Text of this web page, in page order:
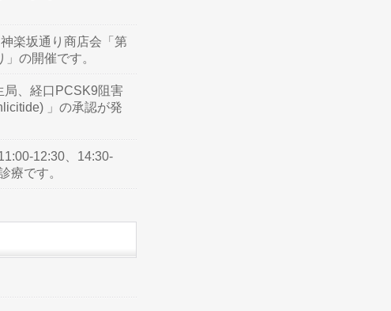
楽坂通り商店会「第
の開催です。
局、経口PCSK9阻害
」の承認が発
12:30、14:30-
療です。